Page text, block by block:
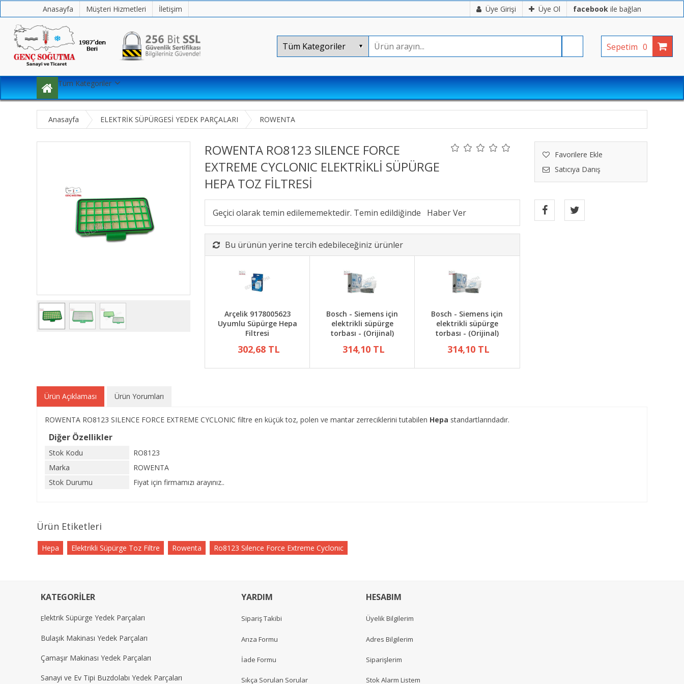
Anasayfa Müşteri Hizmetleri İletişim Üye Girişi Üye Ol facebook ile bağlan
Sepetim 0
Tüm Kategoriler
Anasayfa ELEKTRİK SÜPÜRGESİ YEDEK PARÇALARI ROWENTA
ROWENTA RO8123 SILENCE FORCE
EXTREME CYCLONIC ELEKTRİKLİ SÜPÜRGE
HEPA TOZ FİLTRESİ
Favorilere Ekle
Satıcıya Danış
Geçici olarak temin edilememektedir. Temin edildiğinde
Bu ürünün yerine tercih edebileceğiniz ürünler
Arçelik 9178005623
Uyumlu Süpürge Hepa
Filtresi
302,68 TL
Bosch - Siemens için
elektrikli süpürge
torbası - (Orijinal)
314,10 TL
Bosch - Siemens için
elektrikli süpürge
torbası - (Orijinal)
314,10 TL
Ürün Açıklaması Ürün Yorumları
ROWENTA RO8123 SILENCE FORCE EXTREME CYCLONIC filtre en küçük toz, polen ve mantar zerreciklerini tutabilen Hepa standartlarındadır.
Diğer Özellikler
Stok Kodu
RO8123
Marka
ROWENTA
Stok Durumu
Fiyat için firmamızı arayınız..
Ürün Etiketleri
Hepa Elektrikli Süpürge Toz Filtre Rowenta Ro8123 Sılence Force Extreme Cyclonıc
KATEGORİLER
Elektrik Süpürge Yedek Parçaları
Bulaşık Makinası Yedek Parçaları
Çamaşır Makinası Yedek Parçaları
Sanayi ve Ev Tipi Buzdolabı Yedek Parçaları
YARDIM
Sipariş Takibi
Arıza Formu
İade Formu
Sıkça Sorulan Sorular
HESABIM
Üyelik Bilgilerim
Adres Bilgilerim
Siparişlerim
Stok Alarm Listem